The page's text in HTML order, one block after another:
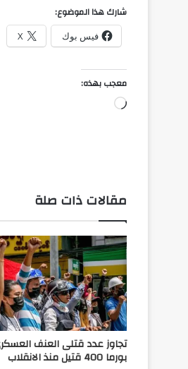
شارك هذا الموضوع:
فيس بوك X
معجب بهذه:
جاري
مقالات ذات صلة
تجاوز عدد قتلى العنف
بورما 400 قتيل منذ الانقلاب